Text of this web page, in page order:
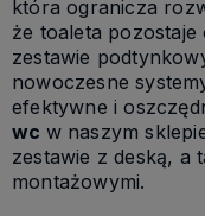
która ogranicza
że toaleta pozostaje
zestawie
nowoczesne
efektywne i
wc w naszym
zestawie z deską, a
montażowymi.